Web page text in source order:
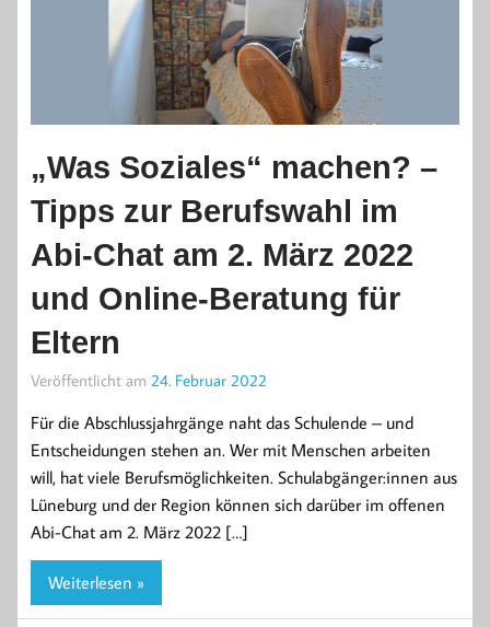
„Was Soziales“ machen? –
Tipps zur Berufswahl im
Abi-Chat am 2. März 2022
und Online-Beratung für
Eltern
Veröffentlicht am 24. Februar 2022
Für die Abschlussjahrgänge naht das Schulende – und
Entscheidungen stehen an. Wer mit Menschen arbeiten
will, hat viele Berufsmöglichkeiten. Schulabgänger:innen aus
Lüneburg und der Region können sich darüber im offenen
Abi-Chat am 2. März 2022 […]
Weiterlesen »